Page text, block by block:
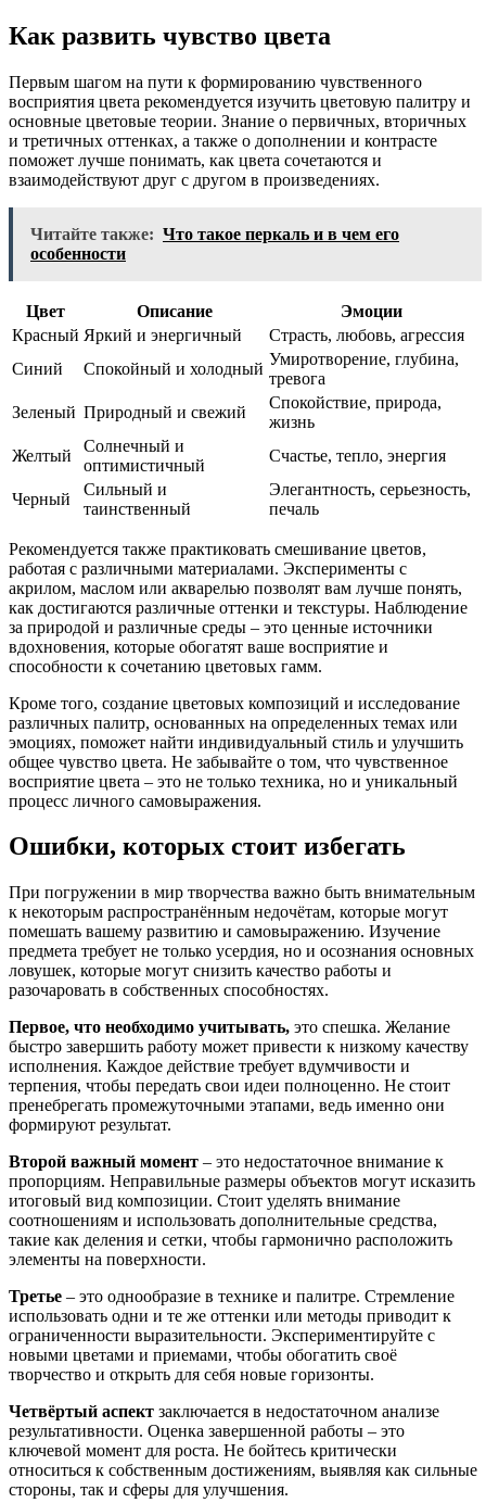
Как развить чувство цвета
Первым шагом на пути к формированию чувственного
восприятия цвета рекомендуется изучить цветовую палитру и
основные цветовые теории. Знание о первичных, вторичных
и третичных оттенках, а также о дополнении и контрасте
поможет лучше понимать, как цвета сочетаются и
взаимодействуют друг с другом в произведениях.
Читайте также: Что такое перкаль и в чем его
особенности
Цвет Описание
Эмоции
Красный Яркий и энергичный
Страсть, любовь, агрессия
Синий
Спокойный и холодный
Умиротворение, глубина,
тревога
Зеленый Природный и свежий
Спокойствие, природа,
жизнь
Желтый
Солнечный и
оптимистичный
Счастье, тепло, энергия
Черный
Сильный и
таинственный
Элегантность, серьезность,
печаль
Рекомендуется также практиковать смешивание цветов,
работая с различными материалами. Эксперименты с
акрилом, маслом или акварелью позволят вам лучше понять,
как достигаются различные оттенки и текстуры. Наблюдение
за природой и различные среды – это ценные источники
вдохновения, которые обогатят ваше восприятие и
способности к сочетанию цветовых гамм.
Кроме того, создание цветовых композиций и исследование
различных палитр, основанных на определенных темах или
эмоциях, поможет найти индивидуальный стиль и улучшить
общее чувство цвета. Не забывайте о том, что чувственное
восприятие цвета – это не только техника, но и уникальный
процесс личного самовыражения.
Ошибки, которых стоит избегать
При погружении в мир творчества важно быть внимательным
к некоторым распространённым недочётам, которые могут
помешать вашему развитию и самовыражению. Изучение
предмета требует не только усердия, но и осознания основных
ловушек, которые могут снизить качество работы и
разочаровать в собственных способностях.
Первое, что необходимо учитывать, это спешка. Желание
быстро завершить работу может привести к низкому качеству
исполнения. Каждое действие требует вдумчивости и
терпения, чтобы передать свои идеи полноценно. Не стоит
пренебрегать промежуточными этапами, ведь именно они
формируют результат.
Второй важный момент – это недостаточное внимание к
пропорциям. Неправильные размеры объектов могут исказить
итоговый вид композиции. Стоит уделять внимание
соотношениям и использовать дополнительные средства,
такие как деления и сетки, чтобы гармонично расположить
элементы на поверхности.
Третье – это однообразие в технике и палитре. Стремление
использовать одни и те же оттенки или методы приводит к
ограниченности выразительности. Экспериментируйте с
новыми цветами и приемами, чтобы обогатить своё
творчество и открыть для себя новые горизонты.
Четвёртый аспект заключается в недостаточном анализе
результативности. Оценка завершенной работы – это
ключевой момент для роста. Не бойтесь критически
относиться к собственным достижениям, выявляя как сильные
стороны, так и сферы для улучшения.